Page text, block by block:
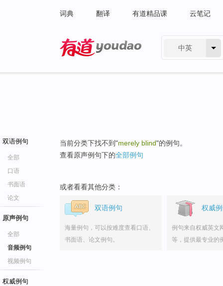
词典 翻译 有道精品课 云笔记
中英
双语例句
全部
口语
书面语
论文
原声例句
全部
音频例句
视频例句
权威例句
当前分类下找不到"merely blind"的例句。
查看原声例句下的全部例句
或者看看其他分类：
双语例句
海量例句，可以按难度查看口语、
书面语、论文例句。
权威
例句来自权威英文
等，提供最专业的